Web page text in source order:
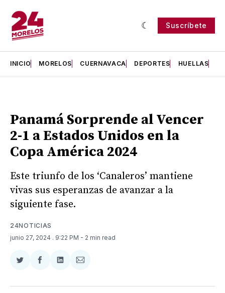
Suscríbete
INICIO MORELOS CUERNAVACA DEPORTES HUELLAS
Panamá Sorprende al Vencer
2-1 a Estados Unidos en la
Copa América 2024
Este triunfo de los ‘Canaleros’ mantiene
vivas sus esperanzas de avanzar a la
siguiente fase.
24NOTICIAS
junio 27, 2024 . 9:22 PM - 2 min read
Compartir
Twitter
Compartir
Facebook
Compartir
LinkedIn
Compartir
Email